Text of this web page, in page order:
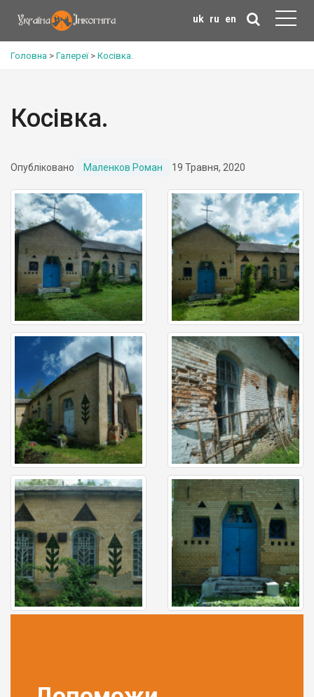
uk ru en
Головна > Галереї> Косівка.
Косівка.
Опубліковано Маленков Роман 19 Травня, 2020